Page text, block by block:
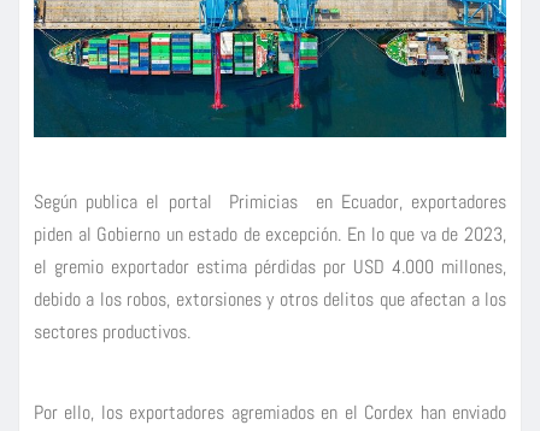
Según publica el portal Primicias en Ecuador, exportadores
piden al Gobierno un estado de excepción. En lo que va de 2023,
el gremio exportador estima pérdidas por USD 4.000 millones,
debido a los robos, extorsiones y otros delitos que afectan a los
sectores productivos.
Por ello, los exportadores agremiados en el Cordex han enviado